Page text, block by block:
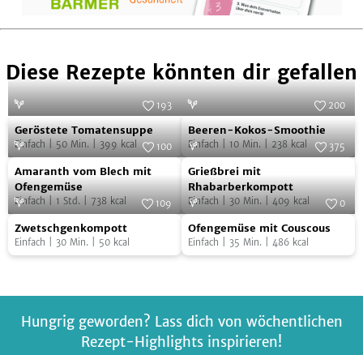
Diese Rezepte könnten dir gefallen
Geröstete
Tomatensuppe
SevenCooks
193
Geröstete Tomatensuppe
Einfach 50 Min. 399 kcal
Beeren-
Kokos-
Smoothie
SevenCooks
200
Beeren-Kokos-Smoothie
Einfach 10 Min. 238 kcal
Amaranth
vom
Blech
mit
Ofengemüse
100
Amaranth vom Blech mit
Ofengemüse
Einfach 1 Std. 738 kcal
Grießbrei
mit
Rhabarberkompott
375
Grießbrei mit
Rhabarberkompott
Einfach 30 Min. 409 kcal
Zwetschgenkompott
109
Zwetschgenkompott
Einfach 30 Min. 50 kcal
Ofengemüse
mit
Couscous
0
Ofengemüse mit Couscous
Einfach 35 Min. 486 kcal
Hungrig geworden? Lass dich von wöchentlichen
Rezept-Highlights inspirieren!